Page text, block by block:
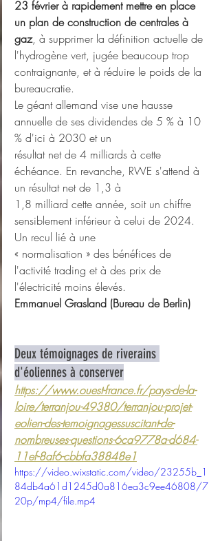
23 février à rapidement mettre en place
un plan de construction de centrales à
gaz, à supprimer la définition actuelle de
l'hydrogène vert, jugée beaucoup trop
contraignante, et à réduire le poids de la
bureaucratie.
Le géant allemand vise une hausse
annuelle de ses dividendes de 5 % à 10
% d'ici à 2030 et un
résultat net de 4 milliards à cette
échéance. En revanche, RWE s'attend à
un résultat net de 1,3 à
1,8 milliard cette année, soit un chiffre
sensiblement inférieur à celui de 2024.
Un recul lié à une
« normalisation » des bénéfices de
l'activité trading et à des prix de
l'électricité moins élevés.
Emmanuel Grasland (Bureau de Berlin)
Deux témoignages de riverains
d'éoliennes à conserver
https://www.ouest-france.fr/pays-de-la-
loire/terranjou-49380/terranjou-projet-
eolien-des-temoignagessuscitant-de-
nombreuses-questions-6ca9778a-d684-
11ef-8af6-cbbfa38848e1
https://video.wixstatic.com/video/23255b_1
84db4a61d1245d0a816ea3c9ee46808/7
20p/mp4/file.mp4